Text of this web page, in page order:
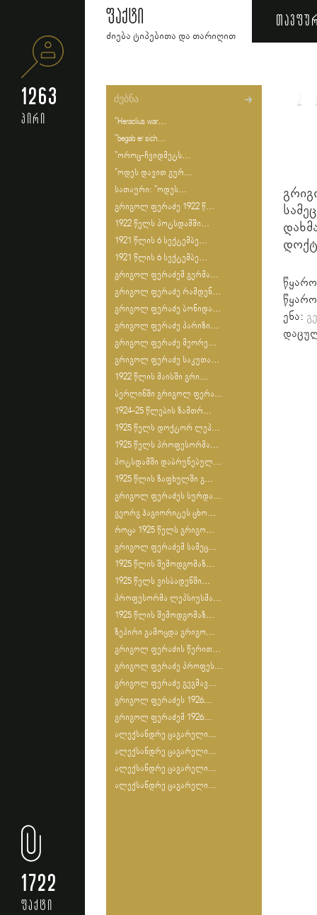
ფაქტი
ძიება ტიპებითა და თარიღით
1263
პირი
1722
ფაქტი
"Heraclius war...
"begab er sich...
"ოროც-ჩვიდმეტს...
"ოდეს დავით გურ...
სათაური: "ოდეს...
გრიგოლ ფერაძე 1922 წ...
1922 წელს პოტსდამში...
1921 წლის 6 სექტემბე...
1921 წლის 6 სექტემბე...
გრიგოლ ფერაძემ გერმა...
გრიგოლ ფერაძე რამდენ...
გრიგოლ ფერაძე ბონიდა...
გრიგოლ ფერაძე პარიზი...
გრიგოლ ფერაძე მეორე...
გრიგოლ ფერაძე საკუთა...
1922 წლის მაისში გრი...
ბერლინში გრიგოლ ფერა...
1924-25 წლების ზამთრ...
1925 წელს დოქტორ ლეპ...
1925 წელს პროფესორმა...
პოტსდამში დაბრუნებულ...
1925 წლის ზაფხულში გ...
გრიგოლ ფერაძეს სურდა...
გეორგ ჰაგიორიტეს ცხო...
როცა 1925 წელს გრიგო...
გრიგოლ ფერაძემ სამეც...
1925 წლის შემოდგომაზ...
1925 წელს ვისბადენში...
პროფესორმა ლეპსიუსმა...
1925 წლის შემოდგომაზ...
ზეპირი გამოცდა გრიგო...
გრიგოლ ფერაძის წერით...
გრიგოლ ფერაძე პროფეს...
გრიგოლ ფერაძე გეგმავ...
გრიგოლ ფერაძეს 1926...
გრიგოლ ფერაძემ 1926...
ალექსანდრე ცაგარელი...
ალექსანდრე ცაგარელი...
ალექსანდრე ცაგარელი...
ალექსანდრე ცაგარელი...
ენა: